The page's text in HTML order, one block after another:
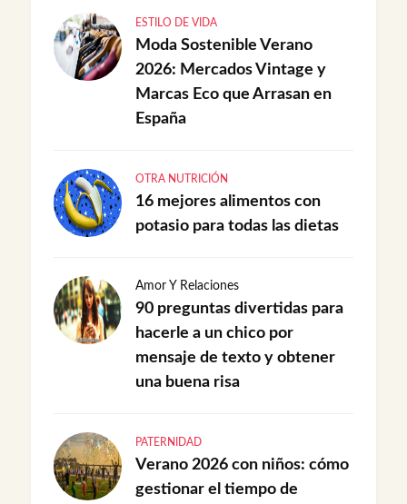
ESTILO DE VIDA
Moda Sostenible Verano
2026: Mercados Vintage y
Marcas Eco que Arrasan en
España
OTRA NUTRICIÓN
16 mejores alimentos con
potasio para todas las dietas
Amor Y Relaciones
90 preguntas divertidas para
hacerle a un chico por
mensaje de texto y obtener
una buena risa
PATERNIDAD
Verano 2026 con niños: cómo
gestionar el tiempo de